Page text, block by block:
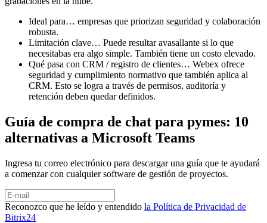
Ideal para… empresas que priorizan seguridad y colaboración
robusta.
Limitación clave… Puede resultar avasallante si lo que
necesitabas era algo simple. También tiene un costo elevado.
Qué pasa con CRM / registro de clientes… Webex ofrece
seguridad y cumplimiento normativo que también aplica al
CRM. Esto se logra a través de permisos, auditoría y
retención deben quedar definidos.
Guía de compra de chat para pymes: 10
alternativas a Microsoft Teams
Ingresa tu correo electrónico para descargar una guía que te ayudará
a comenzar con cualquier software de gestión de proyectos.
Reconozco que he leído y entendido la Política de Privacidad de
Bitrix24